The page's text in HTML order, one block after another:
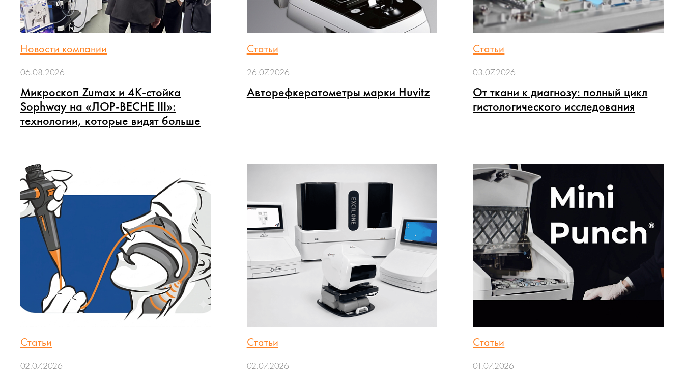
Новости компании
06.08.2026
Микроскоп Zumax и 4K-стойка
Sophway на «ЛОР-ВЕСНЕ III»:
технологии, которые видят больше
Статьи
26.07.2026
Авторефкератометры марки Huvitz
Статьи
03.07.2026
От ткани к диагнозу: полный цикл
гистологического исследования
Статьи
02.07.2026
Статьи
02.07.2026
Статьи
01.07.2026